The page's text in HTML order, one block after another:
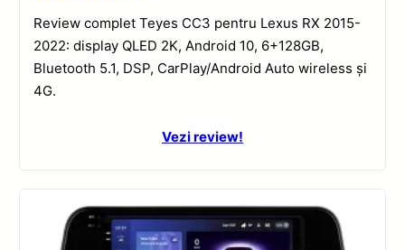
Review complet Teyes CC3 pentru Lexus RX 2015-
2022: display QLED 2K, Android 10, 6+128GB,
Bluetooth 5.1, DSP, CarPlay/Android Auto wireless și
4G.
Vezi review!